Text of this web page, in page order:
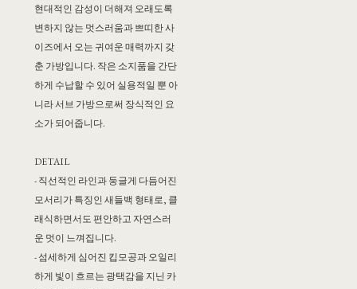
현대적인 감성이 더해져 오래도록
변하지 않는 멋스러움과 쁘띠한 사
이즈에서 오는 귀여운 매력까지 갖
춘 가방입니다. 작은 소지품을 간단
하게 수납할 수 있어 실용적일 뿐 아
니라 서브 가방으로써 장식적인 요
소가 되어줍니다.
DETAIL
- 직선적인 라인과 둥글게 다듬어진
모서리가 특징인 새들백 형태로, 클
래식하면서도 편안하고 자연스러
운 멋이 느껴집니다.
- 섬세하게 심어진 킵모공과 오일리
하게 빛이 흐르는 광택감을 지닌 카